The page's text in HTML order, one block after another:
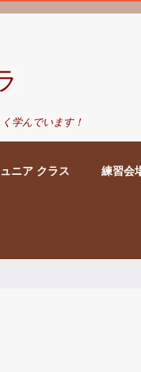
学んでいます！
ニア クラス 練習会